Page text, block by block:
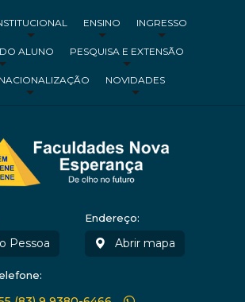
ENSINO INGRESSO
ALUNO PESQUISA E EXTENSÃO
NOVIDADES
Pessoa
Endereço:
Abrir mapa